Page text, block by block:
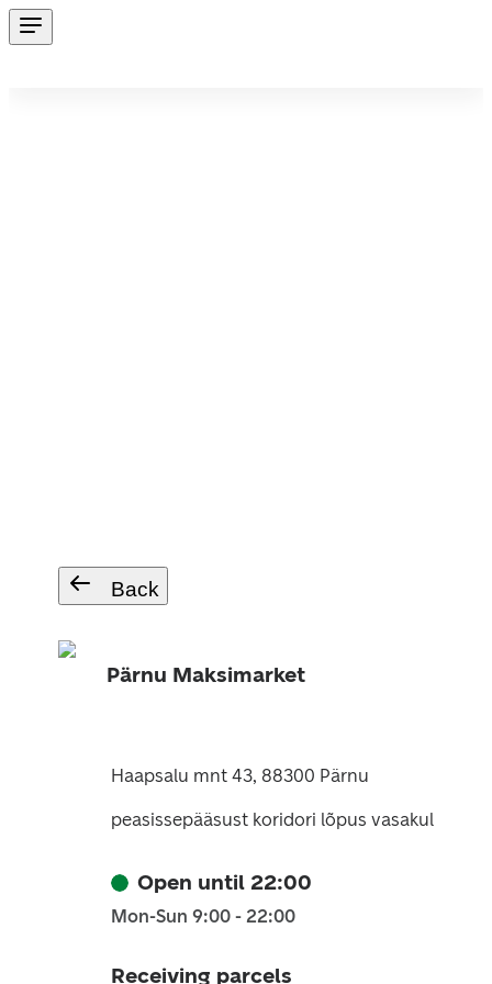
Back
Pärnu Maksimarket
Haapsalu mnt 43, 88300 Pärnu
peasissepääsust koridori lõpus vasakul
Open until 22:00
Mon-Sun 9:00 - 22:00
Receiving parcels